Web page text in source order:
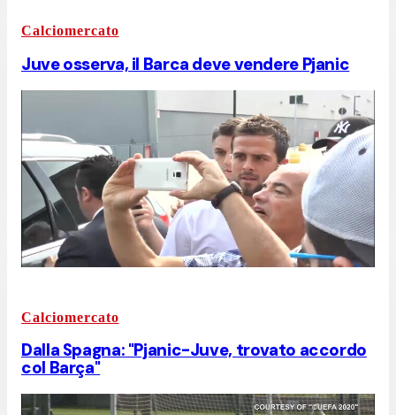
Calciomercato
Juve osserva, il Barca deve vendere Pjanic
Calciomercato
Dalla Spagna: "Pjanic-Juve, trovato accordo
col Barça"